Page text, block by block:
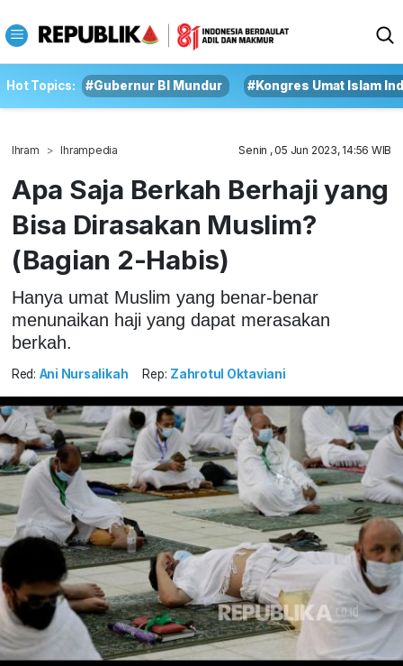
Hot Topics: #Gubernur BI Mundur #Kongres Umat Islam
Ihram Ihrampedia Senin , 05 Jun 2023, 14:56 WIB
Apa Saja Berkah Berhaji yang
Bisa Dirasakan Muslim?
(Bagian 2-Habis)
Hanya umat Muslim yang benar-benar
menunaikan haji yang dapat merasakan
berkah.
Red: Ani Nursalikah Rep: Zahrotul Oktaviani